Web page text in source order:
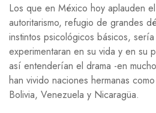
Los que en México hoy aplauden
autoritarismo, refugio de grandes
instintos psicológicos básicos,
experimentaran en su vida y en su
así entenderían el drama -en
han vivido naciones hermanas
Bolivia, Venezuela y Nicaragüa.